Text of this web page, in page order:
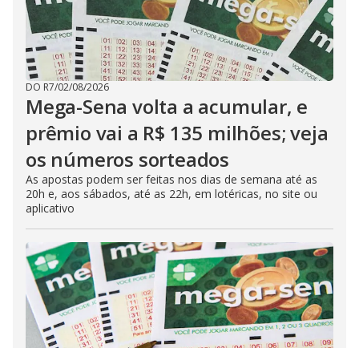
DO R7/02/08/2026
Mega-Sena volta a acumular, e
prêmio vai a R$ 135 milhões; veja
os números sorteados
As apostas podem ser feitas nos dias de semana até as
20h e, aos sábados, até as 22h, em lotéricas, no site ou
aplicativo